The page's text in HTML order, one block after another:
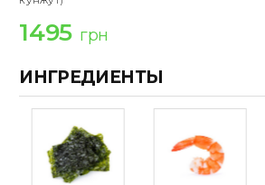
1495 грн
ИНГРЕДИЕНТЫ